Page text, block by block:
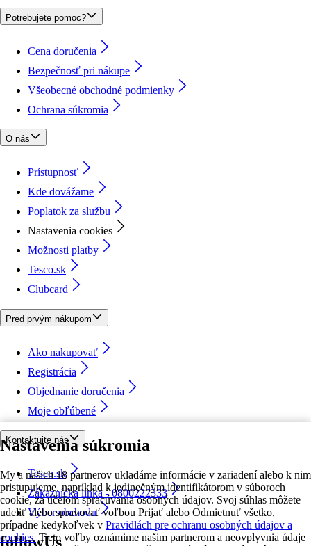
Nastavenia súkromia
My a našich 18 partnerov ukladáme informácie v zariadení alebo k nim
pristupujeme, napríklad k jedinečným identifikátorom v súboroch
cookie, za účelom spracúvania osobných údajov. Svoj súhlas môžete
udeliť alebo spravovať voľbou Prijať alebo Odmietnuť všetko,
prípadne kedykoľvek v Pravidlách pre ochranu osobných údajov a
cookies. Tieto voľby oznámime našim partnerom a neovplyvnia údaje
Potrebujete pomoc?
Cena doručenia
Bezpečnosť pri nákupe
Všeobecné obchodné podmienky
Ochrana súkromia
O nás
Prístupnosť
Kde dovážame
Poplatok za službu
Nastavenia cookies
Možnosti platby
Tesco.sk
Clubcard
Pred prvým nákupom
Ako nakupovať
Registrácia
Objednanie doručenia
Moje obľúbené
Kontaktujte nás
Tesco.sk
Zákaznícka linka - 0800222333
Výber obchodu
followUs